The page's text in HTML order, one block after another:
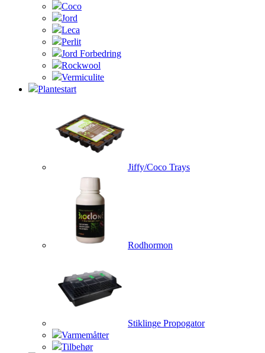
Coco
Jord
Leca
Perlit
Jord Forbedring
Rockwool
Vermiculite
Plantestart
Jiffy/Coco Trays
Rodhormon
Stiklinge Propogator
Varmemåtter
Tilbehør